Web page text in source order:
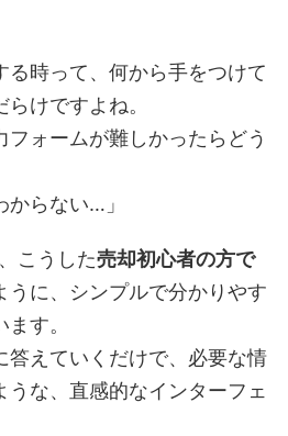
る時って、何から手をつけて
けですよね。
フォームが難しかったらどう
からない…」
こうした売却初心者の方で
うに、シンプルで分かりやす
す。
答えていくだけで、必要な情
うな、直感的なインターフェ